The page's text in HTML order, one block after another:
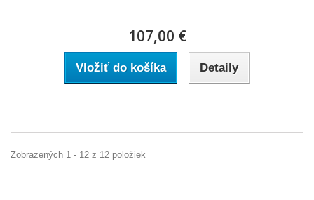
107,00 €
Vložiť do košíka Detaily
Zobrazených 1 - 12 z 12 položiek